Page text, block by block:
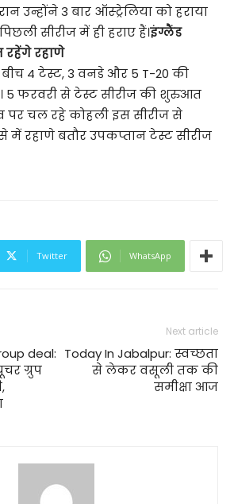
उन्होंने 3 बार ऑस्ट्रेलिया को हराया
सीरीज में ही हराए हैं।इंग्लैंड
रहेंगे रहाणे
4 टेस्ट, 3 वनडे और 5 T-20 की
5 फरवरी से टेस्ट सीरीज की शुरुआत
पर चल रहे कोहली इस सीरीज से
में रहाणे बतौर उपकप्तान टेस्ट सीरीज
Twitter WhatsApp
deal:
ग्रुप
Next article
Today In Jabalpur: स्वच्छता
से लेकर वसूली तक की
समीक्षा आज